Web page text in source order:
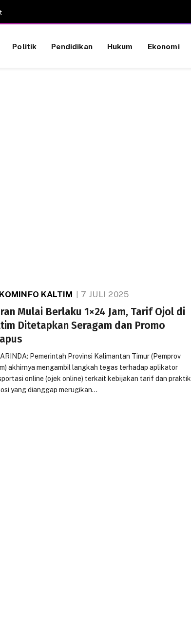
Politik Pendidikan Hukum Ekonomi
KALTIM 7 JULI 2025
Mulai Berlaku 1×24 Jam, Tarif Ojol di
Ditetapkan Seragam dan Promo
Pemerintah Provinsi Kalimantan Timur (Pemprov
akhirnya mengambil langkah tegas terhadap aplikator
online (ojek online) terkait kebijakan tarif dan praktik
yang dianggap merugikan…